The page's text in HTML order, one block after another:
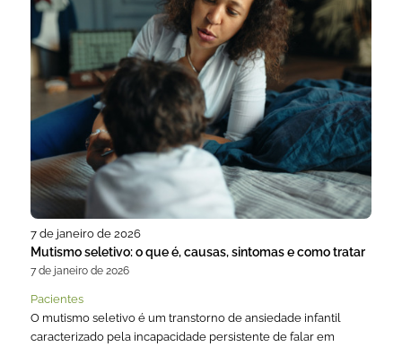
7 de janeiro de 2026
Mutismo seletivo: o que é, causas, sintomas e como tratar
7 de janeiro de 2026
Pacientes
O mutismo seletivo é um transtorno de ansiedade infantil
caracterizado pela incapacidade persistente de falar em